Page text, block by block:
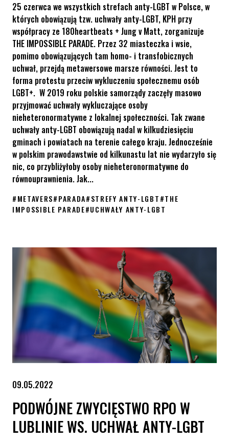
25 czerwca we wszystkich strefach anty-LGBT w Polsce, w
których obowiązują tzw. uchwały anty-LGBT, KPH przy
współpracy ze 180heartbeats + Jung v Matt, zorganizuje
THE IMPOSSIBLE PARADE. Przez 32 miasteczka i wsie,
pomimo obowiązujących tam homo- i transfobicznych
uchwał, przejdą metawersowe marsze równości. Jest to
forma protestu przeciw wykluczeniu społecznemu osób
LGBT+. W 2019 roku polskie samorządy zaczęły masowo
przyjmować uchwały wykluczające osoby
nieheteronormatywne z lokalnej społeczności. Tak zwane
uchwały anty-LGBT obowiązują nadal w kilkudziesięciu
gminach i powiatach na terenie całego kraju. Jednocześnie
w polskim prawodawstwie od kilkunastu lat nie wydarzyło się
nic, co przybliżyłoby osoby nieheteronormatywne do
równouprawnienia. Jak...
#METAVERS#PARADA#STREFY ANTY-LGBT#THE
IMPOSSIBLE PARADE#UCHWAŁY ANTY-LGBT
09.05.2022
PODWÓJNE ZWYCIĘSTWO RPO W
LUBLINIE WS. UCHWAŁ ANTY-LGBT